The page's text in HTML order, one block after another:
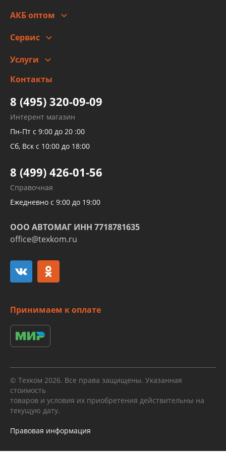
Гарантии и возврат
АКБ оптом
Сервис
Заправка кондиционера авто
Детейлинг
Услуги
высокого давления
Тормозных трубок
Рукавов гидроусилителей
Рукавов компрессоров и турбин
Трубок кондиционеров
Развертка пайка медных стальных
алюминиевых трубок и штуцеров
Контакты
8 (495) 320-09-09
Интерент магазин
Пн-Пт с 9:00 до 20 :00
Сб, Вск с 10:00 до 18:00
8 (499) 426-01-56
Справочная
Ежедневно с 9:00 до 19:00
ООО АВТОМАГ ИНН 7718781635
office@texkom.ru
Принимаем к оплате
© Техком 2026. Все права защищены. Указанная
стоимость
товаров и условия их приобретения действительны на
текущую дату.
Правовая информация